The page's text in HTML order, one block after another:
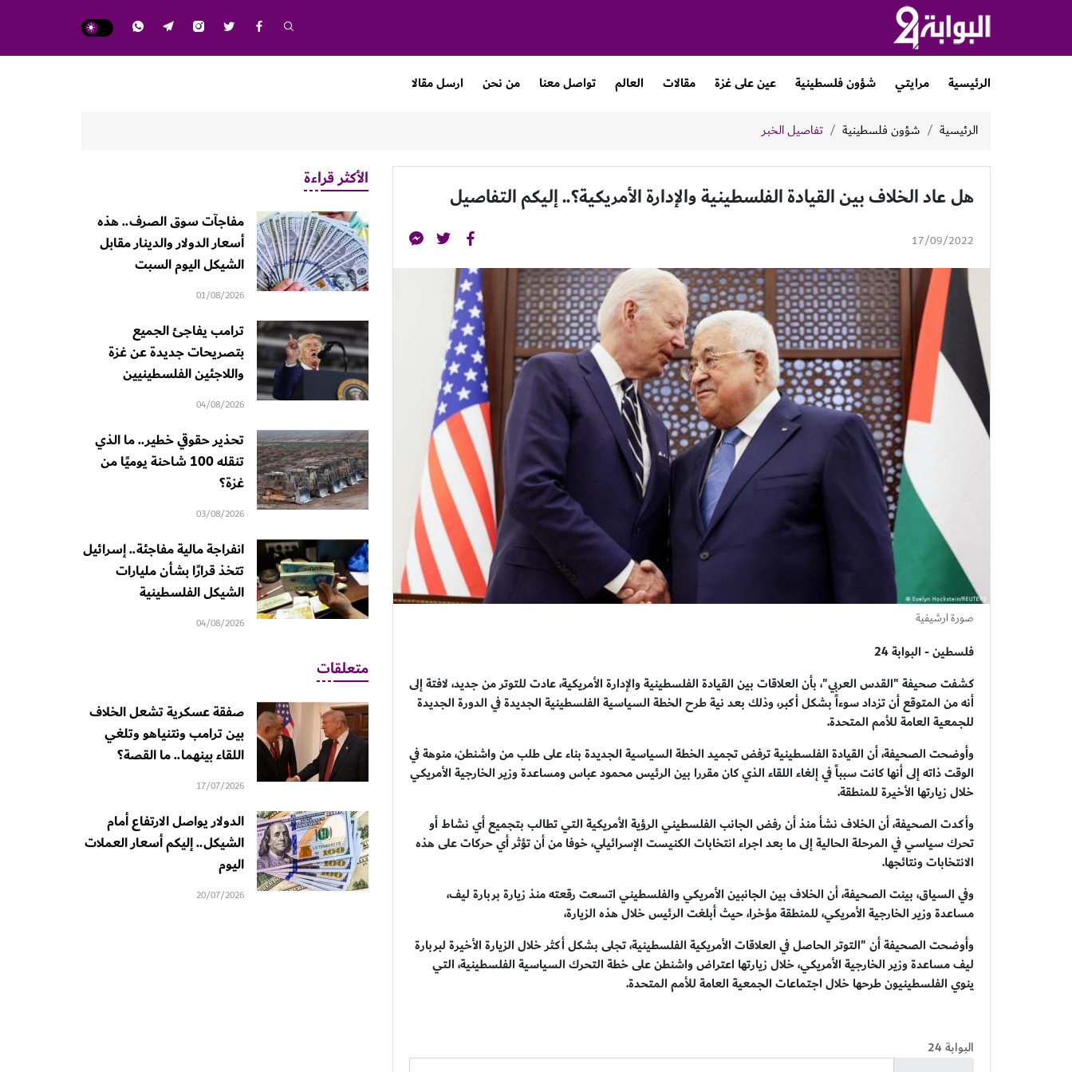
الرئيسية مرايتي شؤون فلسطينية عين على غزة مقالات العالم تواصل معنا من نحن ارسل مقالا
الرئيسية شؤون فلسطينية تفاصيل الخبر
هل عاد الخلاف بين القيادة الفلسطينية والإدارة الأمريكية؟.. إليكم التفاصيل
17/09/2022
صورة ارشيفية
فلسطين - البوابة 24
كشفت صحيفة "القدس العربي"، بأن العلاقات بين القيادة الفلسطينية والإدارة الأمريكية، عادت للتوتر من جديد، لافتة إلى
أنه من المتوقع أن تزداد سوءاً بشكل أكبر، وذلك بعد نية طرح الخطة السياسية الفلسطينية الجديدة في الدورة الجديدة
للجمعية العامة للأمم المتحدة.
وأوضحت الصحيفة، أن القيادة الفلسطينية ترفض تجميد الخطة السياسية الجديدة بناء على طلب من واشنطن، منوهة في
الوقت ذاته إلى أنها كانت سبباً في إلغاء اللقاء الذي كان مقررا بين الرئيس محمود عباس ومساعدة وزير الخارجية الأمريكي
خلال زيارتها الأخيرة للمنطقة.
وأكدت الصحيفة، أن الخلاف نشأ منذ أن رفض الجانب الفلسطيني الرؤية الأمريكية التي تطالب بتجميع أي نشاط أو
تحرك سياسي في المرحلة الحالية إلى ما بعد اجراء انتخابات الكنيست الإسرائيلي، خوفا من أن تؤثر أي حركات على هذه
الانتخابات ونتائجها.
وفي السياق، بينت الصحيفة، أن الخلاف بين الجانبين الأمريكي والفلسطيني اتسعت رقعته منذ زيارة بربارة ليف،
مساعدة وزير الخارجية الأمريكي، للمنطقة مؤخرا، حيث أبلغت الرئيس خلال هذه الزيارة،
وأوضحت الصحيفة أن "التوتر الحاصل في العلاقات الأمريكية الفلسطينية، تجلى بشكل أكثر خلال الزيارة الأخيرة لبربارة
ليف مساعدة وزير الخارجية الأمريكي، خلال زيارتها اعتراض واشنطن على خطة التحرك السياسية الفلسطينية، التي
ينوي الفلسطينيون طرحها خلال اجتماعات الجمعية العامة للأمم المتحدة.
البوابة 24
الأكثر قراءة
مفاجآت سوق الصرف.. هذه
أسعار الدولار والدينار مقابل
الشيكل اليوم السبت
01/08/2026
ترامب يفاجئ الجميع
بتصريحات جديدة عن غزة
واللاجئين الفلسطينيين
04/08/2026
تحذير حقوقي خطير.. ما الذي
تنقله 100 شاحنة يوميًا من
غزة؟
03/08/2026
انفراجة مالية مفاجئة.. إسرائيل
تتخذ قرارًا بشأن مليارات
الشيكل الفلسطينية
04/08/2026
متعلقات
صفقة عسكرية تشعل الخلاف
بين ترامب ونتنياهو وتلغي
اللقاء بينهما.. ما القصة؟
17/07/2026
الدولار يواصل الارتفاع أمام
الشيكل.. إليكم أسعار العملات
اليوم
20/07/2026